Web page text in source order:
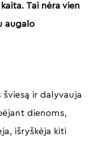
Tai nėra vien
augalo
ir dalyvauja
dienoms,
išryškėja kiti